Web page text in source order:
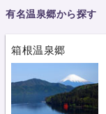
有名温泉郷から探す
箱根温泉郷